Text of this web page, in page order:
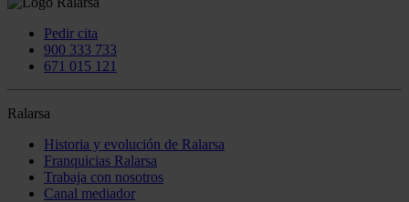
Pedir cita
900 333 733
671 015 121
Ralarsa
Historia y evolución de Ralarsa
Franquicias Ralarsa
Trabaja con nosotros
Canal mediador